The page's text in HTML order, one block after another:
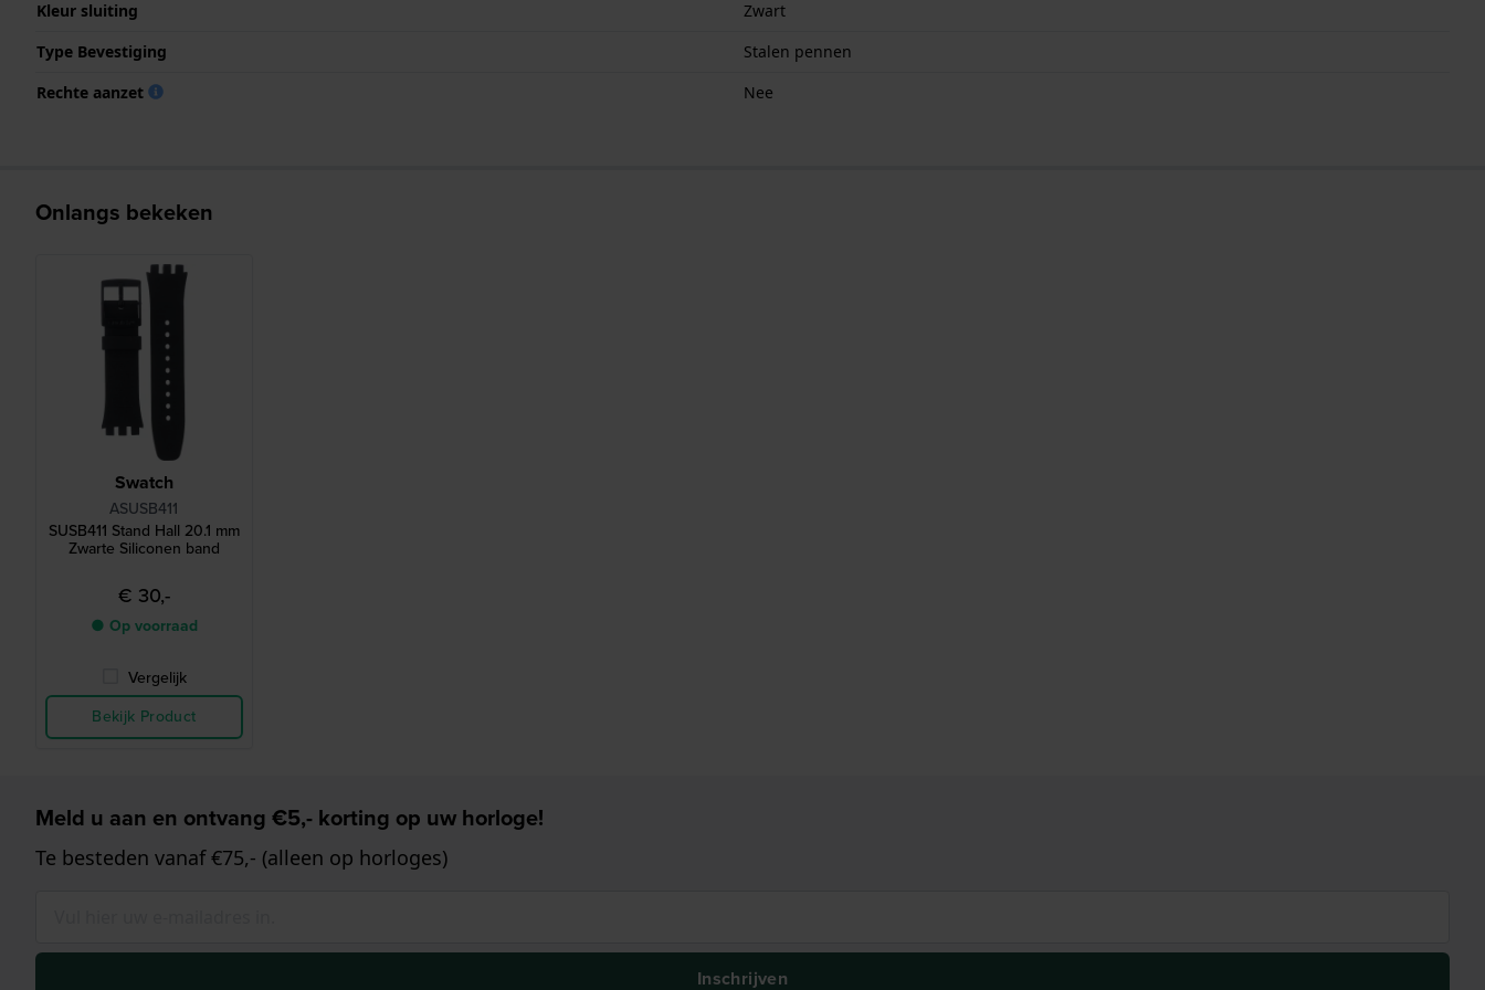
Kleur sluiting
Zwart
Type Bevestiging
Stalen pennen
Rechte aanzet
Nee
Onlangs bekeken
Swatch
ASUSB411
SUSB411 Stand Hall 20.1 mm
Zwarte Siliconen band
€ 30,-
● Op voorraad
Vergelijk
Bekijk Product
Meld u aan en ontvang €5,- korting op uw horloge!
Te besteden vanaf €75,- (alleen op horloges)
Inschrijven